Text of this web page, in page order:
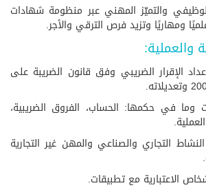
والتميّز المهني عبر منظومة شهادات
ومهاريًا وتزيد فرص الترقي والأجر.
والعملية:
الإقرار الضريبي وفق قانون الضريبة على
وما في حكمها: الحساب، الفروق الضريبية،
التجاري والصناعي والمهن غير التجارية
الاعتبارية مع تطبيقات.